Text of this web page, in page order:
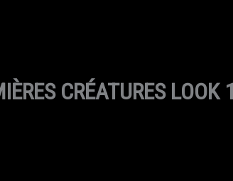
CRÉATURES LOOK